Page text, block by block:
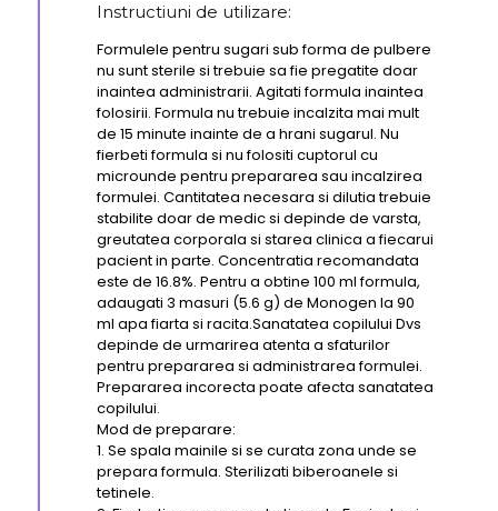
Instructiuni de utilizare:
Formulele pentru sugari sub forma de pulbere
nu sunt sterile si trebuie sa fie pregatite doar
inaintea administrarii. Agitati formula inaintea
folosirii. Formula nu trebuie incalzita mai mult
de 15 minute inainte de a hrani sugarul. Nu
fierbeti formula si nu folositi cuptorul cu
microunde pentru prepararea sau incalzirea
formulei. Cantitatea necesara si dilutia trebuie
stabilite doar de medic si depinde de varsta,
greutatea corporala si starea clinica a fiecarui
pacient in parte. Concentratia recomandata
este de 16.8%. Pentru a obtine 100 ml formula,
adaugati 3 masuri (5.6 g) de Monogen la 90
ml apa fiarta si racita.Sanatatea copilului Dvs
depinde de urmarirea atenta a sfaturilor
pentru prepararea si administrarea formulei.
Prepararea incorecta poate afecta sanatatea
copilului.
Mod de preparare:
1. Se spala mainile si se curata zona unde se
prepara formula. Sterilizati biberoanele si
tetinele.